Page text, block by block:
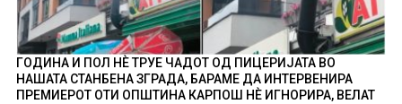
ГОДИНА И ПОЛ НÈ ТРУЕ ЧАДОТ ОД ПИЦЕРИЈАТА ВО
НАШАТА СТАНБЕНА ЗГРАДА, БАРАМЕ ДА ИНТЕРВЕНИРА
ПРЕМИЕРОТ ОТИ ОПШТИНА КАРПОШ НÈ ИГНОРИРА, ВЕЛАТ